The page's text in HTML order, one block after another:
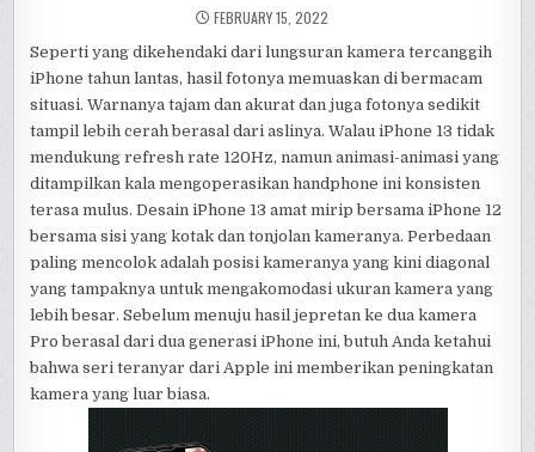
FEBRUARY 15, 2022
Seperti yang dikehendaki dari lungsuran kamera tercanggih
iPhone tahun lantas, hasil fotonya memuaskan di bermacam
situasi. Warnanya tajam dan akurat dan juga fotonya sedikit
tampil lebih cerah berasal dari aslinya. Walau iPhone 13 tidak
mendukung refresh rate 120Hz, namun animasi-animasi yang
ditampilkan kala mengoperasikan handphone ini konsisten
terasa mulus. Desain iPhone 13 amat mirip bersama iPhone 12
bersama sisi yang kotak dan tonjolan kameranya. Perbedaan
paling mencolok adalah posisi kameranya yang kini diagonal
yang tampaknya untuk mengakomodasi ukuran kamera yang
lebih besar. Sebelum menuju hasil jepretan ke dua kamera
Pro berasal dari dua generasi iPhone ini, butuh Anda ketahui
bahwa seri teranyar dari Apple ini memberikan peningkatan
kamera yang luar biasa.